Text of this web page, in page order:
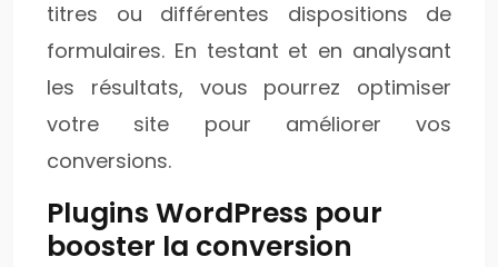
titres ou différentes dispositions de
formulaires. En testant et en analysant
les résultats, vous pourrez optimiser
votre site pour améliorer vos
conversions.
Plugins WordPress pour
booster la conversion